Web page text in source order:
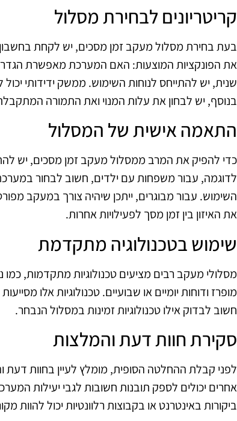
קריטריונים לבחירת מסלול
בעת בחירת מסלול מעקב זמן מסכים, יש לקחת בחשבון
את הפונקציות המוצעות: האם המערכת מאפשרת
שנית, יש להתייחס לנוחות השימוש. ממשק ידידותי
בנוסף, יש לבחון את עלות המנוי ואת התמורה
התאמה אישית של המסלול
כדי להפיק את המרב ממסלול מעקב זמן מסכים, יש
לדוגמה, עבור משפחות עם ילדים, חשוב לבחור
השימוש. עבור מבוגרים, ייתכן שיהיה צורך במעקב
את האיזון בין זמן מסך לפעילויות אחרות.
שימוש בטכנולוגיה מתקדמת
מסלולי מעקב רבים מציעים טכנולוגיות מתקדמות,
מופרז ודוחות יומיים או שבועיים. טכנולוגיות אלו
חשוב לבדוק אילו טכנולוגיות זמינות במסלול הנבחר.
סקירת חוות דעת והמלצות
לפני קבלת ההחלטה הסופית, מומלץ לעיין בחוות
אחרים יכולים לספק תובנות חשובות לגבי יעילות
ביקורות באינטרנט או בקבוצות רלוונטיות יכול להוות